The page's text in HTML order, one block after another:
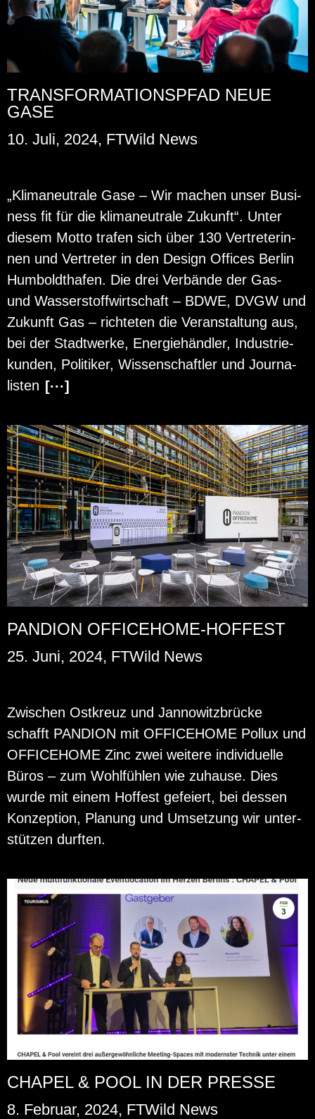
TRANSFORMATIONSPFAD NEUE
GASE
10. Juli, 2024, FTWild News
„Kli­ma­neu­tra­le Gase – Wir ma­chen unser Busi­
ness fit für die kli­ma­neu­tra­le Zu­kunft“. Unter
die­sem Motto tra­fen sich über 130 Ver­tre­te­rin­
nen und Ver­tre­ter in den De­sign Of­fices Ber­lin
Hum­bold­tha­fen. Die drei Ver­bän­de der Gas-
und Was­ser­stoff­wirt­schaft – BDWE, DVGW und
Zu­kunft Gas – rich­te­ten die Ver­an­stal­tung aus,
bei der Stadt­wer­ke, En­er­gie­händ­ler, In­dus­trie­
kun­den, Po­li­ti­ker, Wis­sen­schaft­ler und Jour­na­
lis­ten [···]
PANDION OFFICEHOME-HOFFEST
25. Juni, 2024, FTWild News
Zwi­schen Ost­kreuz und Jan­no­witz­brü­cke
schafft PAN­DI­ON mit OF­FICE­HO­ME Pol­lux und
OF­FICE­HO­ME Zinc zwei wei­te­re in­di­vi­du­el­le
Büros – zum Wohl­füh­len wie zu­hau­se. Dies
wurde mit einem Hof­fest ge­fei­ert, bei des­sen
Kon­zep­ti­on, Pla­nung und Um­set­zung wir un­ter­
stüt­zen durf­ten.
CHAPEL & POOL IN DER PRESSE
8. Februar, 2024, FTWild News